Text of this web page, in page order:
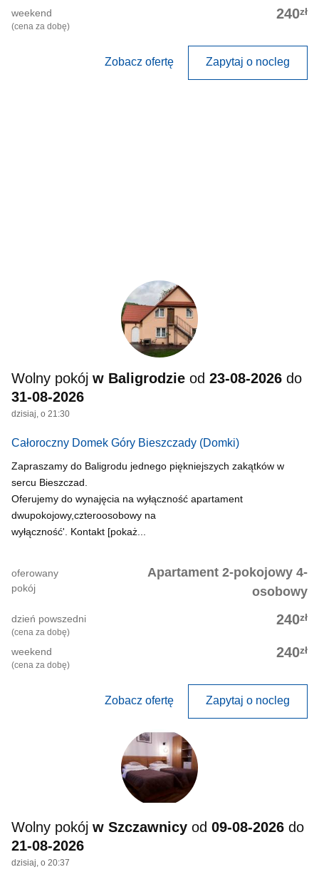
240zł
weekend
(cena za dobę)
Zobacz ofertę Zapytaj o nocleg
Wolny pokój w Baligrodzie od 23-08-2026 do
31-08-2026
dzisiaj, o 21:30
Całoroczny Domek Góry Bieszczady (Domki)
Zapraszamy do Baligrodu jednego piękniejszych zakątków w
sercu Bieszczad.
Oferujemy do wynajęcia na wyłączność apartament
dwupokojowy,czteroosobowy na
wyłączność'. Kontakt [pokaż...
Apartament 2-pokojowy 4-
osobowy
oferowany
pokój
240zł
dzień powszedni
(cena za dobę)
240zł
weekend
(cena za dobę)
Zobacz ofertę Zapytaj o nocleg
Wolny pokój w Szczawnicy od 09-08-2026 do
21-08-2026
dzisiaj, o 20:37